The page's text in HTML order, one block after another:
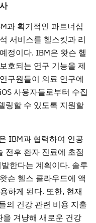
과 획기적인 파트너십
서비스를 헬스킷과 리
정이다. IBM은 왓슨 헬
호되는 연구 기능을 제
구원들이 의료 연구에
사용자들로부터 수집
링할 수 있도록 지원할
IBM과 협력하여 인공
전후 환자 진료에 초점
한다는 계획이다. 솔루
슨 헬스 클라우드에 액
하게 된다. 또한, 현재
의 건강 관련 비용 지출
겨냥해 새로운 건강